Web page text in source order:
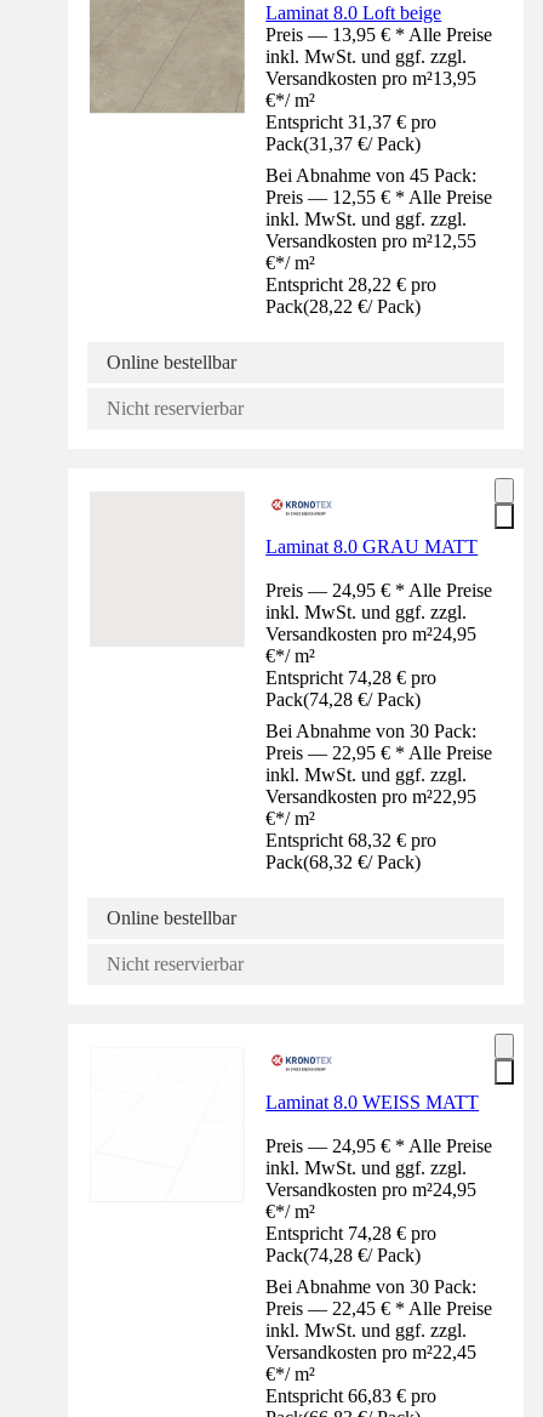
Laminat 8.0 Loft beige
Preis — 13,95 € * Alle Preise
inkl. MwSt. und ggf. zzgl.
Versandkosten pro m²13,95
€*/ m²
Entspricht 31,37 € pro
Pack(31,37 €/ Pack)
Bei Abnahme von 45 Pack:
Preis — 12,55 € * Alle Preise
inkl. MwSt. und ggf. zzgl.
Versandkosten pro m²12,55
€*/ m²
Entspricht 28,22 € pro
Pack(28,22 €/ Pack)
Online bestellbar
Nicht reservierbar
Laminat 8.0 GRAU MATT
Preis — 24,95 € * Alle Preise
inkl. MwSt. und ggf. zzgl.
Versandkosten pro m²24,95
€*/ m²
Entspricht 74,28 € pro
Pack(74,28 €/ Pack)
Bei Abnahme von 30 Pack:
Preis — 22,95 € * Alle Preise
inkl. MwSt. und ggf. zzgl.
Versandkosten pro m²22,95
€*/ m²
Entspricht 68,32 € pro
Pack(68,32 €/ Pack)
Online bestellbar
Nicht reservierbar
Laminat 8.0 WEISS MATT
Preis — 24,95 € * Alle Preise
inkl. MwSt. und ggf. zzgl.
Versandkosten pro m²24,95
€*/ m²
Entspricht 74,28 € pro
Pack(74,28 €/ Pack)
Bei Abnahme von 30 Pack:
Preis — 22,45 € * Alle Preise
inkl. MwSt. und ggf. zzgl.
Versandkosten pro m²22,45
€*/ m²
Entspricht 66,83 € pro